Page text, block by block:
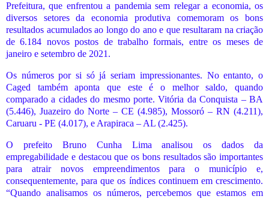
Prefeitura, que enfrentou a pandemia sem relegar a economia, os
diversos setores da economia produtiva comemoram os bons
resultados acumulados ao longo do ano e que resultaram na criação
de 6.184 novos postos de trabalho formais, entre os meses de
janeiro e setembro de 2021.
Os números por si só já seriam impressionantes. No entanto, o
Caged também aponta que este é o melhor saldo, quando
comparado a cidades do mesmo porte. Vitória da Conquista – BA
(5.446), Juazeiro do Norte – CE (4.985), Mossoró – RN (4.211),
Caruaru - PE (4.017), e Arapiraca – AL (2.425).
O prefeito Bruno Cunha Lima analisou os dados da
empregabilidade e destacou que os bons resultados são importantes
para atrair novos empreendimentos para o município e,
consequentemente, para que os índices continuem em crescimento.
“Quando analisamos os números, percebemos que estamos em